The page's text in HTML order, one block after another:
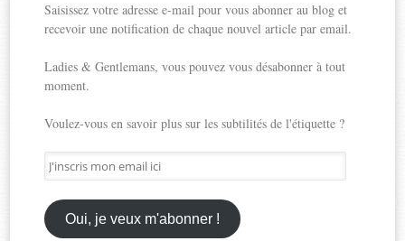
Saisissez votre adresse e-mail pour vous abonner au blog et
recevoir une notification de chaque nouvel article par email.
Ladies & Gentlemans, vous pouvez vous désabonner à tout
moment.
Voulez-vous en savoir plus sur les subtilités de l'étiquette ?
J'inscris
mon
email
ici
Oui, je veux m'abonner !